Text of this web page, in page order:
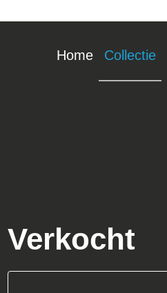
Home Collectie
Verkocht